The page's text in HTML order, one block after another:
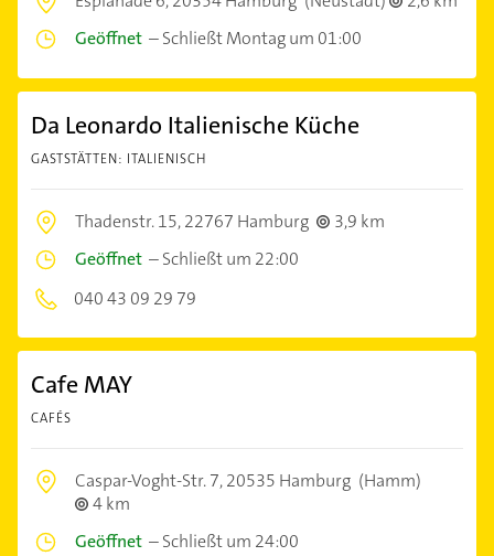
Geöffnet –Schließt Montag um 01:00
Da Leonardo Italienische Küche
GASTSTÄTTEN: ITALIENISCH
Thadenstr. 15,22767 Hamburg
3,9 km
Geöffnet –Schließt um 22:00
040 43 09 29 79
Cafe MAY
CAFÉS
Caspar-Voght-Str. 7,20535 Hamburg (Hamm)
4 km
Geöffnet –Schließt um 24:00